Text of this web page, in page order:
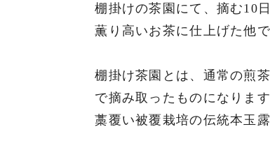
棚掛けの茶園にて、摘む10
薫り高いお茶に仕上げた他
棚掛け茶園とは、通常の煎
で摘み取ったものになります
藁覆い被覆栽培の伝統本玉